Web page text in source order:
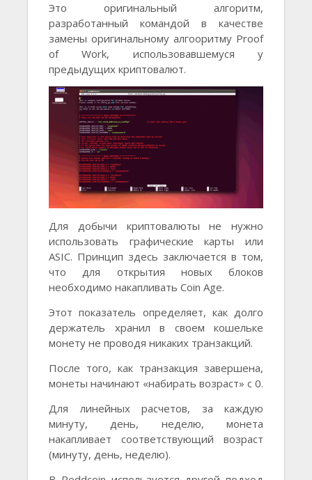
Это оригинальный алгоритм,
разработанный командой в качестве
замены оригинальному алгооритму Proof
of Work, использовавшемуся у
предыдущих криптовалют.
Для добычи криптовалюты не нужно
использовать графические карты или
ASIC. Принцип здесь заключается в том,
что для открытия новых блоков
необходимо накапливать Coin Age.
Этот показатель определяет, как долго
держатель хранил в своем кошельке
монету не проводя никаких транзакций.
После того, как транзакция завершена,
монеты начинают «набирать возраст» с 0.
Для линейных расчетов, за каждую
минуту, день, неделю, монета
накапливает соответствующий возраст
(минуту, день, неделю).